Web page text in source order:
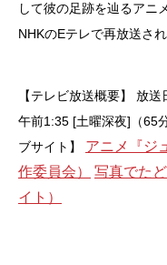
して彼の足跡を辿るアニ
NHKのEテレで再放送さ
【テレビ放送概要】
放送
午前1:35 [土曜深夜]（65分
ブサイト】
アニメ『ジ
作委員会）
写真でた
イト）